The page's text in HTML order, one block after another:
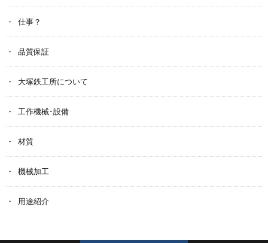
仕事？
品質保証
大塚鉄工所について
工作機械･設備
材質
機械加工
用途紹介